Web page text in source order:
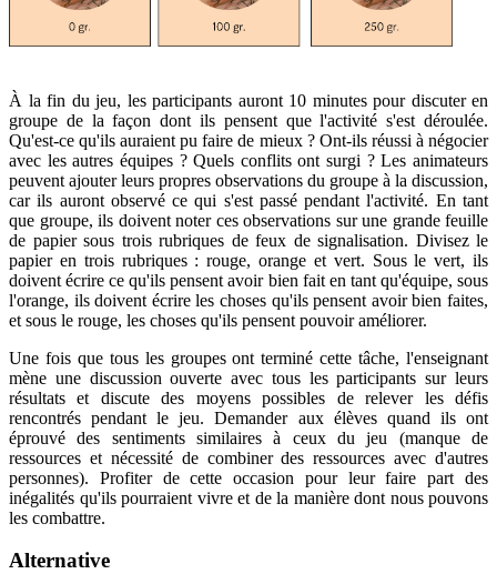
À la fin du jeu, les participants auront 10 minutes pour discuter en
groupe de la façon dont ils pensent que l'activité s'est déroulée.
Qu'est-ce qu'ils auraient pu faire de mieux ? Ont-ils réussi à négocier
avec les autres équipes ? Quels conflits ont surgi ? Les animateurs
peuvent ajouter leurs propres observations du groupe à la discussion,
car ils auront observé ce qui s'est passé pendant l'activité. En tant
que groupe, ils doivent noter ces observations sur une grande feuille
de papier sous trois rubriques de feux de signalisation. Divisez le
papier en trois rubriques : rouge, orange et vert. Sous le vert, ils
doivent écrire ce qu'ils pensent avoir bien fait en tant qu'équipe, sous
l'orange, ils doivent écrire les choses qu'ils pensent avoir bien faites,
et sous le rouge, les choses qu'ils pensent pouvoir améliorer.
Une fois que tous les groupes ont terminé cette tâche, l'enseignant
mène une discussion ouverte avec tous les participants sur leurs
résultats et discute des moyens possibles de relever les défis
rencontrés pendant le jeu. Demander aux élèves quand ils ont
éprouvé des sentiments similaires à ceux du jeu (manque de
ressources et nécessité de combiner des ressources avec d'autres
personnes). Profiter de cette occasion pour leur faire part des
inégalités qu'ils pourraient vivre et de la manière dont nous pouvons
les combattre.
Alternative